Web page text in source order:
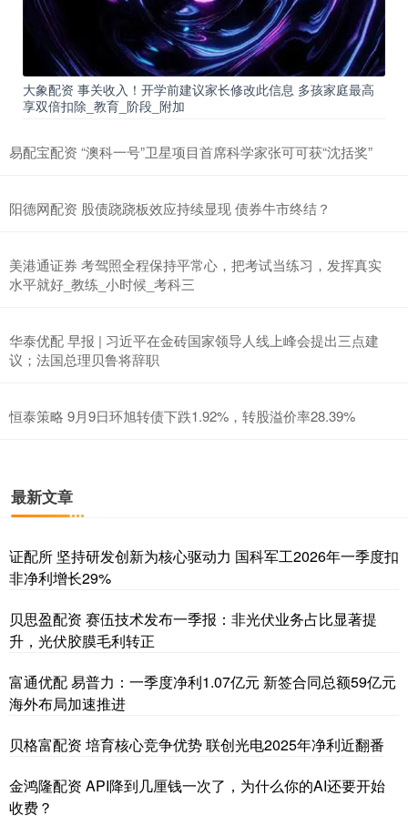
大象配资 事关收入！开学前建议家长修改此信息 多孩家庭最高
享双倍扣除_教育_阶段_附加
易配宝配资 “澳科一号”卫星项目首席科学家张可可获“沈括奖”
阳德网配资 股债跷跷板效应持续显现 债券牛市终结？
美港通证券 考驾照全程保持平常心，把考试当练习，发挥真实
水平就好_教练_小时候_考科三
华泰优配 早报 | 习近平在金砖国家领导人线上峰会提出三点建
议；法国总理贝鲁将辞职
恒泰策略 9月9日环旭转债下跌1.92%，转股溢价率28.39%
最新文章
证配所 坚持研发创新为核心驱动力 国科军工2026年一季度扣
非净利增长29%
贝思盈配资 赛伍技术发布一季报：非光伏业务占比显著提
升，光伏胶膜毛利转正
富通优配 易普力：一季度净利1.07亿元 新签合同总额59亿元
海外布局加速推进
贝格富配资 培育核心竞争优势 联创光电2025年净利近翻番
金鸿隆配资 API降到几厘钱一次了，为什么你的AI还要开始
收费？